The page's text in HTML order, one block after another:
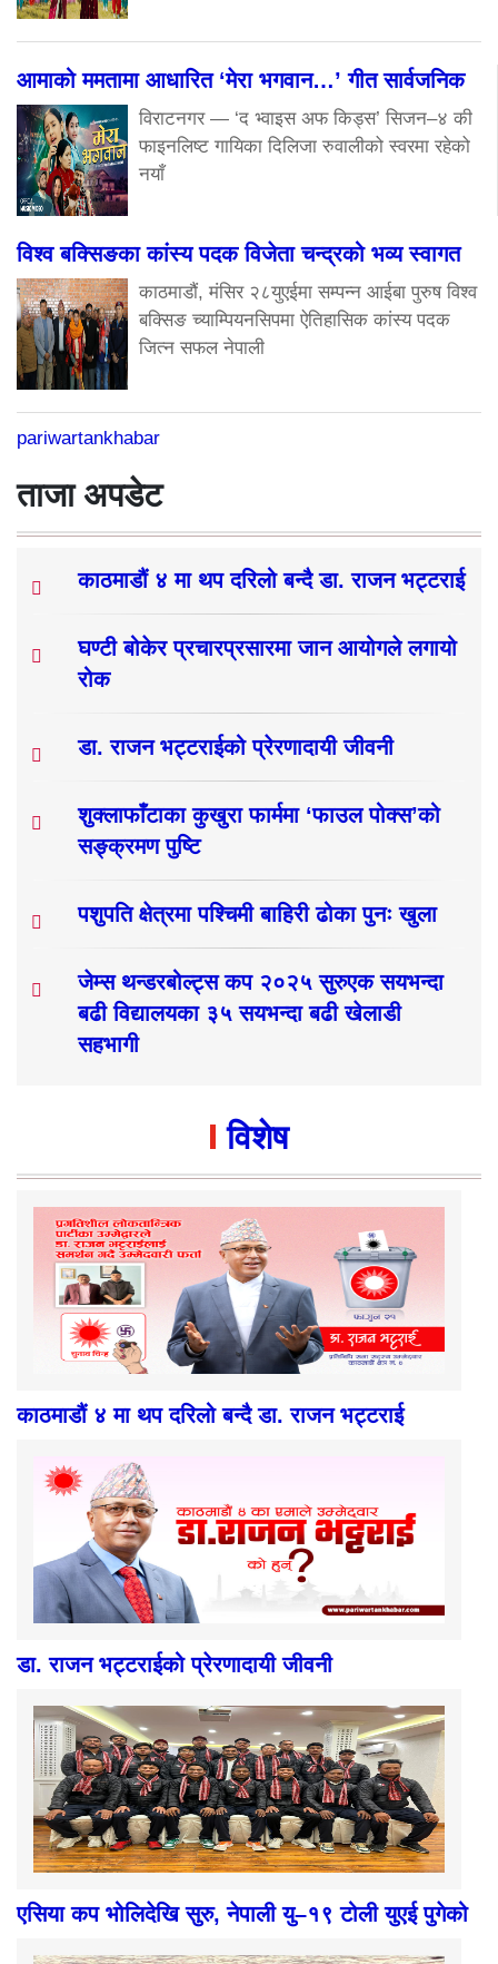
आमाको ममतामा आधारित ‘मेरा भगवान…’ गीत सार्वजनिक
विराटनगर — ‘द भ्वाइस अफ किड्स’ सिजन–४ की
फाइनलिष्ट गायिका दिलिजा रुवालीको स्वरमा रहेको
नयाँ
विश्व बक्सिङका कांस्य पदक विजेता चन्द्रको भव्य स्वागत
काठमाडौं, मंसिर २८युएईमा सम्पन्न आईबा पुरुष विश्व
बक्सिङ च्याम्पियनसिपमा ऐतिहासिक कांस्य पदक
जित्न सफल नेपाली
pariwartankhabar
ताजा अपडेट
काठमाडौं ४ मा थप दरिलो बन्दै डा. राजन भट्टराई
घण्टी बोकेर प्रचारप्रसारमा जान आयोगले लगायो
रोक
डा. राजन भट्टराईको प्रेरणादायी जीवनी
शुक्लाफाँटाका कुखुरा फार्ममा ‘फाउल पोक्स’को
सङ्क्रमण पुष्टि
पशुपति क्षेत्रमा पश्चिमी बाहिरी ढोका पुनः खुला
जेम्स थन्डरबोल्ट्स कप २०२५ सुरुएक सयभन्दा
बढी विद्यालयका ३५ सयभन्दा बढी खेलाडी
सहभागी
विशेष
काठमाडौं ४ मा थप दरिलो बन्दै डा. राजन भट्टराई
डा. राजन भट्टराईको प्रेरणादायी जीवनी
एसिया कप भोलिदेखि सुरु, नेपाली यु–१९ टोली युएई पुगेको